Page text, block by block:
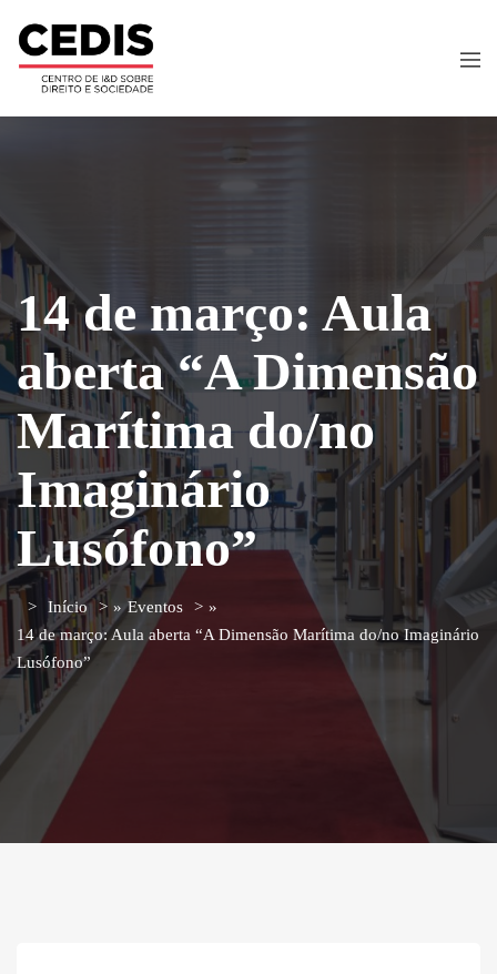
14 de março: Aula
aberta “A Dimensão
Marítima do/no
Imaginário
Lusófono”
Início » Eventos
»
14 de março: Aula aberta “A Dimensão Marítima do/no Imaginário
Lusófono”